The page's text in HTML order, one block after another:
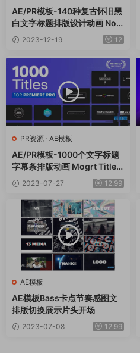
AE/PR模板-140种复古怀旧黑
白文字标题排版设计动画 Noir
Film Titles
2023-12-19 12
PR资源 · AE模板
AE/PR模板-1000个文字标题
字幕条排版动画 Mogrt Titles
V8.1.22023-07-27 12.99
AE模板
AE模板Bass卡点节奏感图文
排版切换展示片头开场
2023-07-08 12.99